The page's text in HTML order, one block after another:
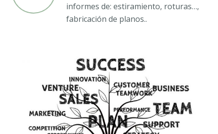
informes de: estiramiento, roturas…,
fabricación de planos..